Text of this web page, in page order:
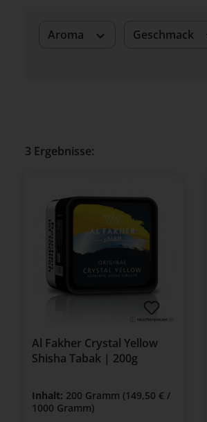
Aroma Geschmack
3 Ergebnisse:
Al Fakher Crystal Yellow
Shisha Tabak | 200g
Inhalt: 200 Gramm (149,50 € /
1000 Gramm)